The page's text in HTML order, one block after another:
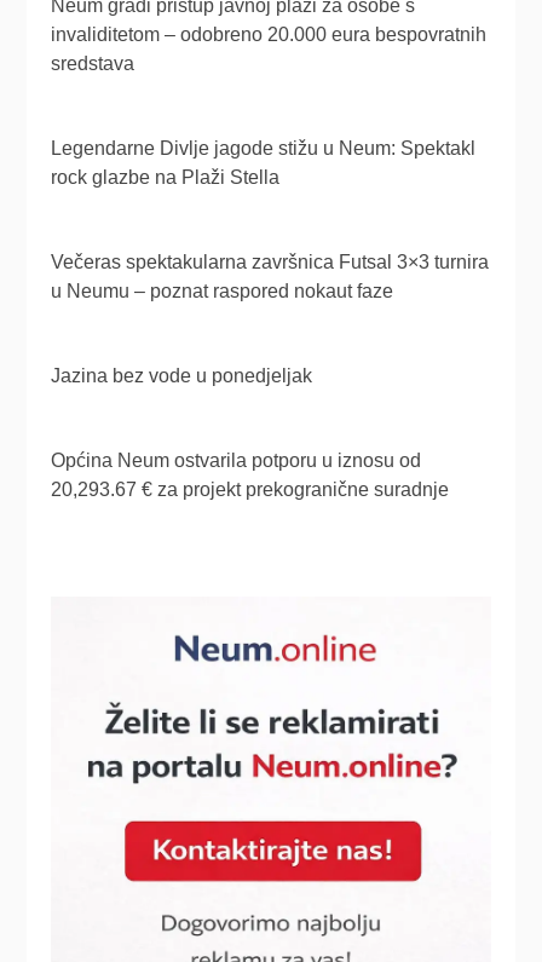
Neum gradi pristup javnoj plaži za osobe s
invaliditetom – odobreno 20.000 eura bespovratnih
sredstava
Legendarne Divlje jagode stižu u Neum: Spektakl
rock glazbe na Plaži Stella
Večeras spektakularna završnica Futsal 3×3 turnira
u Neumu – poznat raspored nokaut faze
Jazina bez vode u ponedjeljak
Općina Neum ostvarila potporu u iznosu od
20,293.67 € za projekt prekogranične suradnje